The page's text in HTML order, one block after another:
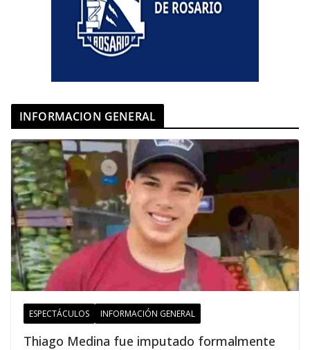
INFORMACION GENERAL
ESPECTÁCULOS INFORMACIÓN GENERAL
Thiago Medina fue imputado formalmente